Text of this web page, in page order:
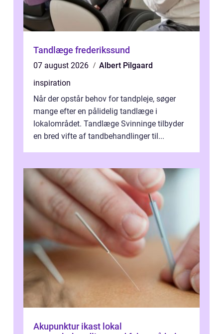
Tandlæge frederikssund
07 august 2026
Albert Pilgaard
inspiration
Når der opstår behov for tandpleje, søger
mange efter en pålidelig tandlæge i
lokalområdet. Tandlæge Svinninge tilbyder
en bred vifte af tandbehandlinger til...
Akupunktur ikast lokal